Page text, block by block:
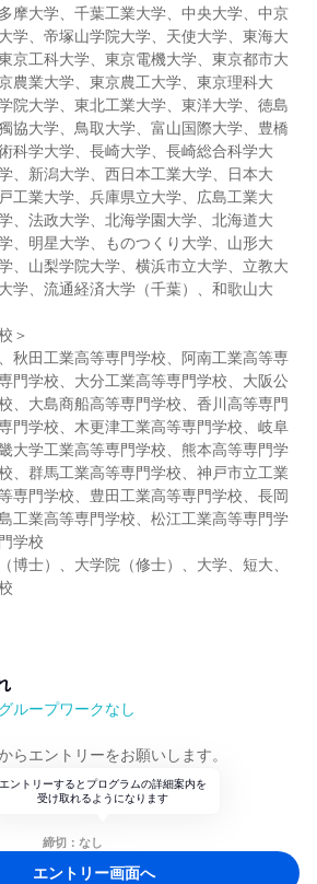
摩大学、千葉工業大学、中央大学、中京
学、帝塚山学院大学、天使大学、東海大
京工科大学、東京電機大学、東京都市大
農業大学、東京農工大学、東京理科大
院大学、東北工業大学、東洋大学、徳島
協大学、鳥取大学、富山国際大学、豊橋
科学大学、長崎大学、長崎総合科学大
、新潟大学、西日本工業大学、日本大
工業大学、兵庫県立大学、広島工業大
、法政大学、北海学園大学、北海道大
、明星大学、ものつくり大学、山形大
、山梨学院大学、横浜市立大学、立教大
学、流通経済大学（千葉）、和歌山大
＞
秋田工業高等専門学校、阿南工業高等専
門学校、大分工業高等専門学校、大阪公
、大島商船高等専門学校、香川高等専門
門学校、木更津工業高等専門学校、岐阜
大学工業高等専門学校、熊本高等専門学
、群馬工業高等専門学校、神戸市立工業
専門学校、豊田工業高等専門学校、長岡
工業高等専門学校、松江工業高等専門学
学校
博士）、大学院（修士）、大学、短大、
ループワークなし
らエントリーをお願いします。
エントリーするとプログラムの詳細案内を
受け取れるようになります
締切：なし
エントリー画面へ